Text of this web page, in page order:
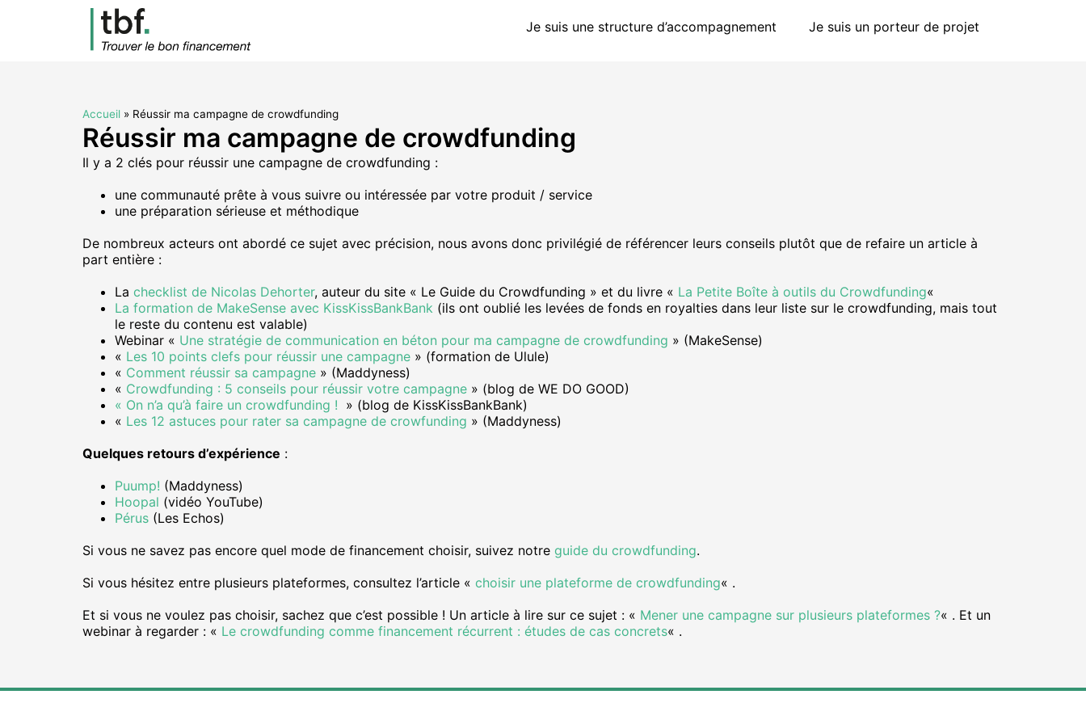
Je suis une structure d’accompagnement Je suis un porteur de projet
Accueil » Réussir ma campagne de crowdfunding
Réussir ma campagne de crowdfunding
Il y a 2 clés pour réussir une campagne de crowdfunding :
une communauté prête à vous suivre ou intéressée par votre produit / service
une préparation sérieuse et méthodique
De nombreux acteurs ont abordé ce sujet avec précision, nous avons donc privilégié de référencer leurs conseils plutôt que de refaire un article à
part entière :
La checklist de Nicolas Dehorter, auteur du site « Le Guide du Crowdfunding » et du livre « La Petite Boîte à outils du Crowdfunding«
La formation de MakeSense avec KissKissBankBank (ils ont oublié les levées de fonds en royalties dans leur liste sur le crowdfunding, mais tout
le reste du contenu est valable)
Webinar « Une stratégie de communication en béton pour ma campagne de crowdfunding » (MakeSense)
« Les 10 points clefs pour réussir une campagne » (formation de Ulule)
« Comment réussir sa campagne » (Maddyness)
« Crowdfunding : 5 conseils pour réussir votre campagne » (blog de WE DO GOOD)
« On n’a qu’à faire un crowdfunding ! » (blog de KissKissBankBank)
« Les 12 astuces pour rater sa campagne de crowfunding » (Maddyness)
Quelques retours d’expérience :
Puump! (Maddyness)
Hoopal (vidéo YouTube)
Pérus (Les Echos)
Si vous ne savez pas encore quel mode de financement choisir, suivez notre guide du crowdfunding.
Si vous hésitez entre plusieurs plateformes, consultez l’article « choisir une plateforme de crowdfunding« .
Et si vous ne voulez pas choisir, sachez que c’est possible ! Un article à lire sur ce sujet : « Mener une campagne sur plusieurs plateformes ?« . Et un
webinar à regarder : « Le crowdfunding comme financement récurrent : études de cas concrets« .